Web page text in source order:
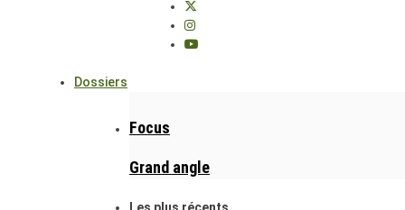
Dossiers
Focus
Grand angle